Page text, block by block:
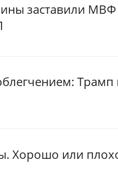
заставили МВФ
Хорошо или